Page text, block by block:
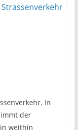
In
der
weithin